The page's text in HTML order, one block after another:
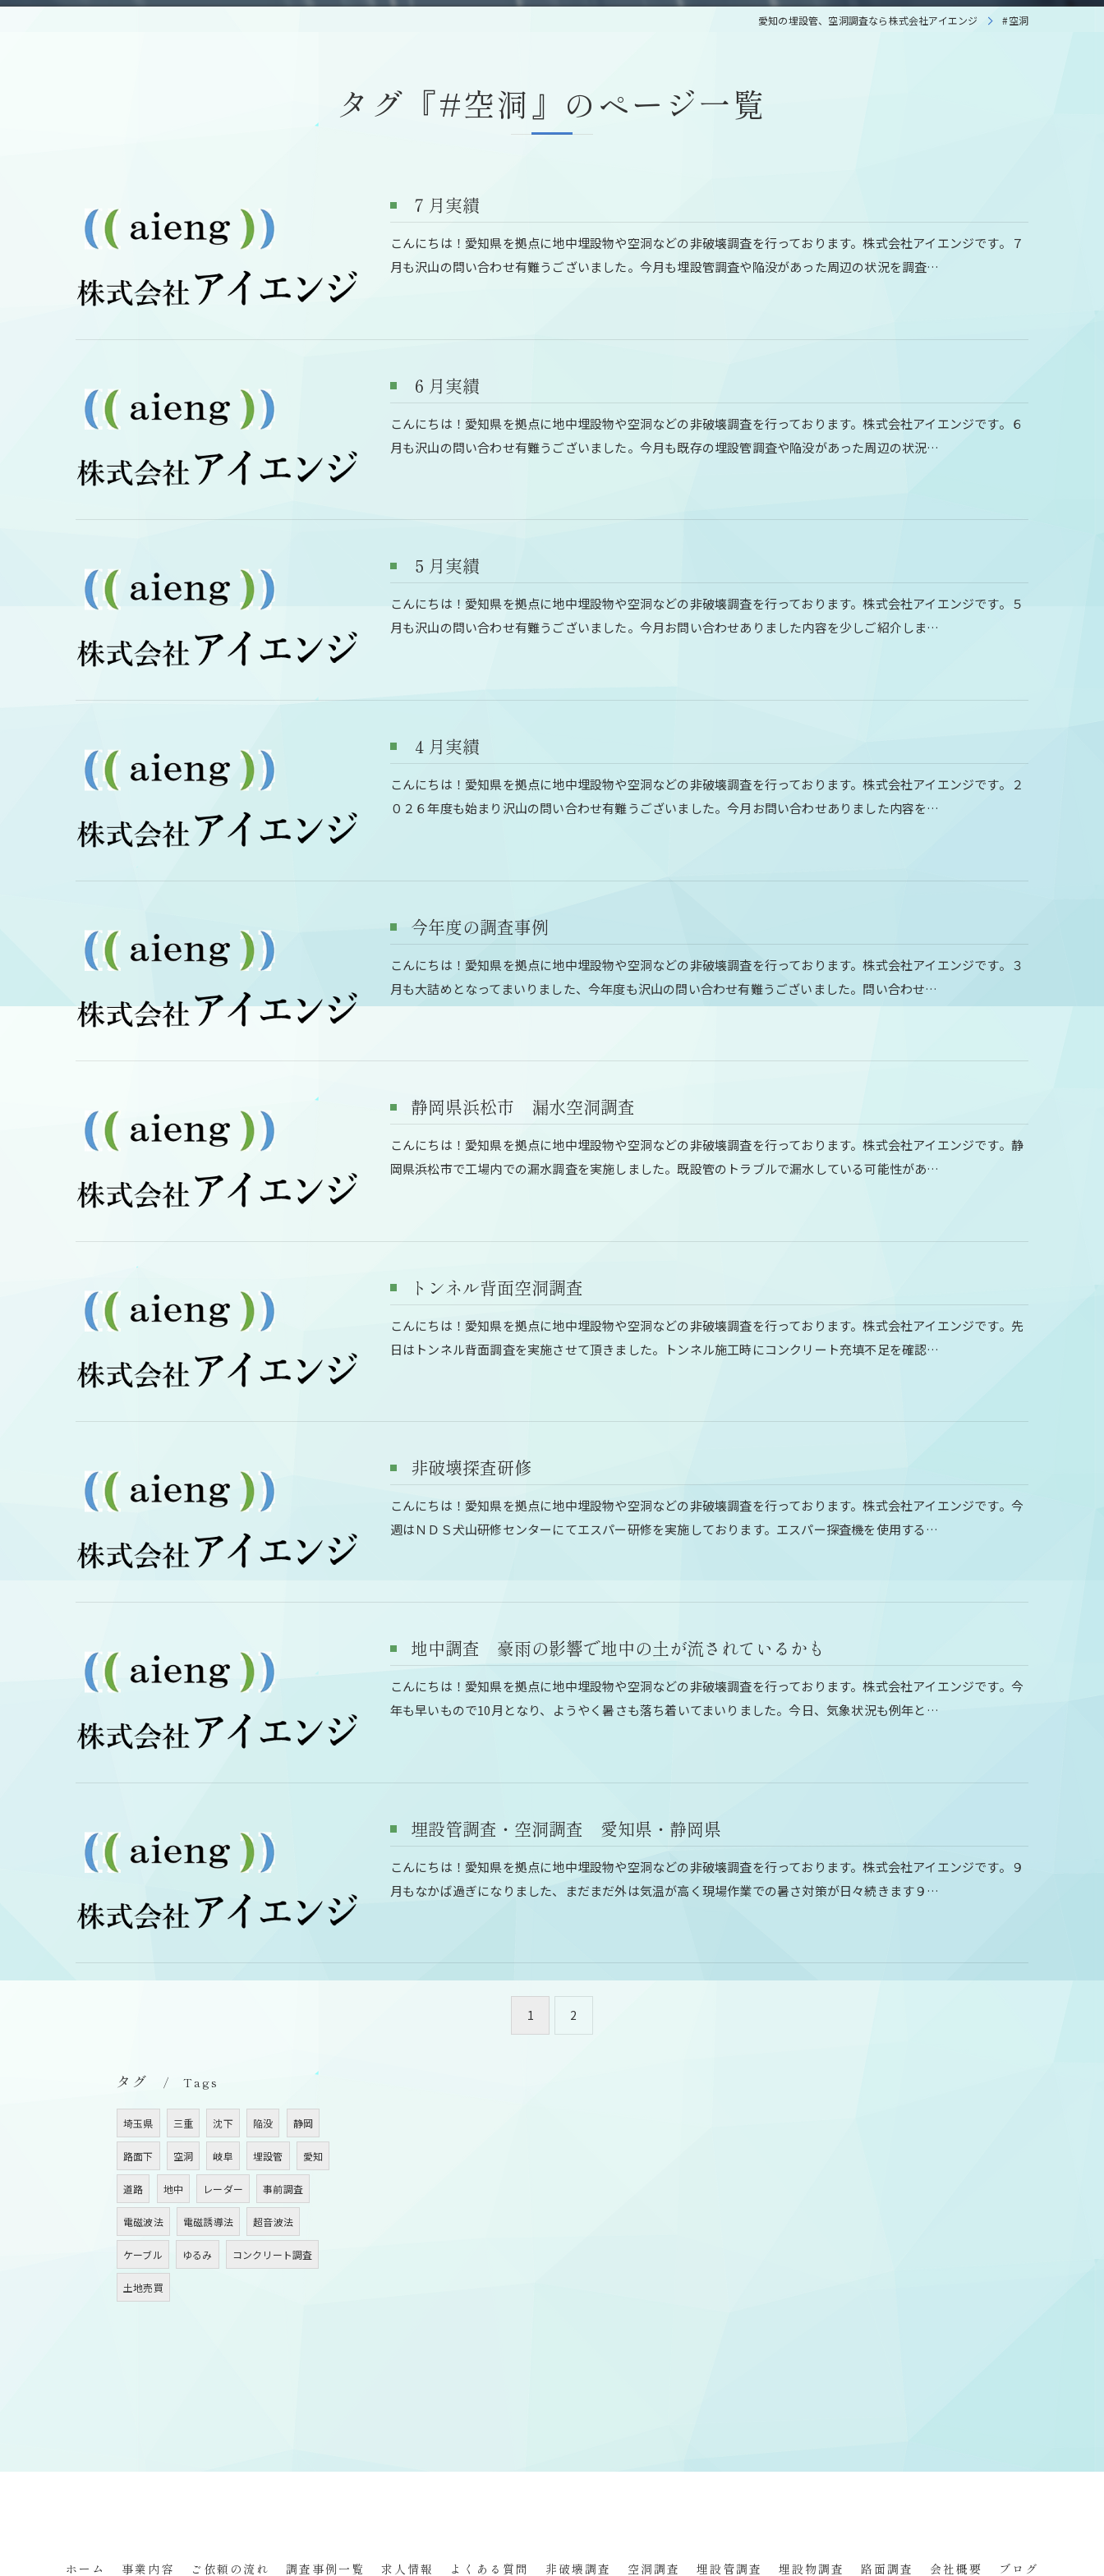
愛知の埋設管、空洞調査なら株式会社アイエンジ #空洞
タグ『#空洞』のページ一覧
７月実績
こんにちは！愛知県を拠点に地中埋設物や空洞などの非破壊調査を行っております。株式会社アイエンジです。７
月も沢山の問い合わせ有難うございました。今月も埋設管調査や陥没があった周辺の状況を調査…
６月実績
こんにちは！愛知県を拠点に地中埋設物や空洞などの非破壊調査を行っております。株式会社アイエンジです。６
月も沢山の問い合わせ有難うございました。今月も既存の埋設管調査や陥没があった周辺の状況…
５月実績
こんにちは！愛知県を拠点に地中埋設物や空洞などの非破壊調査を行っております。株式会社アイエンジです。５
月も沢山の問い合わせ有難うございました。今月お問い合わせありました内容を少しご紹介しま…
４月実績
こんにちは！愛知県を拠点に地中埋設物や空洞などの非破壊調査を行っております。株式会社アイエンジです。２
０２６年度も始まり沢山の問い合わせ有難うございました。今月お問い合わせありました内容を…
今年度の調査事例
こんにちは！愛知県を拠点に地中埋設物や空洞などの非破壊調査を行っております。株式会社アイエンジです。３
月も大詰めとなってまいりました、今年度も沢山の問い合わせ有難うございました。問い合わせ…
静岡県浜松市 漏水空洞調査
こんにちは！愛知県を拠点に地中埋設物や空洞などの非破壊調査を行っております。株式会社アイエンジです。静
岡県浜松市で工場内での漏水調査を実施しました。既設管のトラブルで漏水している可能性があ…
トンネル背面空洞調査
こんにちは！愛知県を拠点に地中埋設物や空洞などの非破壊調査を行っております。株式会社アイエンジです。先
日はトンネル背面調査を実施させて頂きました。トンネル施工時にコンクリート充填不足を確認…
非破壊探査研修
こんにちは！愛知県を拠点に地中埋設物や空洞などの非破壊調査を行っております。株式会社アイエンジです。今
週はＮＤＳ犬山研修センターにてエスパー研修を実施しております。エスパー探査機を使用する…
地中調査 豪雨の影響で地中の土が流されているかも
こんにちは！愛知県を拠点に地中埋設物や空洞などの非破壊調査を行っております。株式会社アイエンジです。今
年も早いもので10月となり、ようやく暑さも落ち着いてまいりました。今日、気象状況も例年と…
埋設管調査・空洞調査 愛知県・静岡県
こんにちは！愛知県を拠点に地中埋設物や空洞などの非破壊調査を行っております。株式会社アイエンジです。９
月もなかば過ぎになりました、まだまだ外は気温が高く現場作業での暑さ対策が日々続きます９…
1 2
タグ Tags
埼玉県 三重 沈下 陥没 静岡
路面下 空洞 岐阜 埋設管 愛知
道路 地中 レーダー 事前調査
電磁波法 電磁誘導法 超音波法
ケーブル ゆるみ コンクリート調査
土地売買
ホーム 事業内容 ご依頼の流れ 調査事例一覧 求人情報 よくある質問 非破壊調査 空洞調査 埋設管調査 埋設物調査 路面調査 会社概要 ブログ